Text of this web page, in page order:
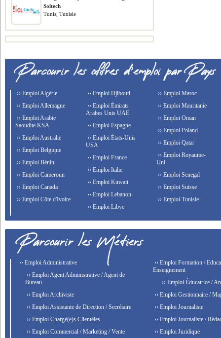
Soltech
Tunis, Tunisie
›› Emploi Algérie
›› Emploi Allemagne
›› Emploi Arabie
Saoudite KSA
›› Emploi Australie
›› Emploi Belgique
›› Emploi Bénin
›› Emploi Cameroun
›› Emploi Canada
›› Emploi Côte d'Ivoire
›› Emploi Djibouti
›› Emploi Émirats
Arabes Unis UAE
›› Emploi Espagne
›› Emploi États-Unis
USA
›› Emploi France
›› Emploi Italie
›› Emploi Kuwait
›› Emploi Lebanon
›› Emploi Libye
›› Emploi Maroc
›› Emploi Mauritanie
›› Emploi Oman
›› Emploi Poland
›› Emploi Qatar
›› Emploi Royaume-
Uni
›› Emploi Senegal
›› Emploi Suisse
›› Emploi Tunisie
›› Emploi Administrative
›› Emploi Agent Administrative / Agent de
Bureau
›› Emploi Archiviste
›› Emploi Assistante de Direction / Secrétaire
›› Emploi Chargé(e)s Clientèles
›› Emploi Commercial / Marketing / Vente
›› Emploi Formation /
Enseignement
›› Emploi Éducatrice /
›› Emploi Gestionnaire /
›› Emploi Journaliste
›› Emploi Journaliste /
›› Emploi Juridique